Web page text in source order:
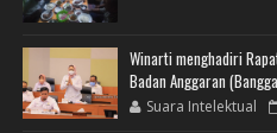
Winarti menghadiri
Badan Anggaran
Suara Intelektual